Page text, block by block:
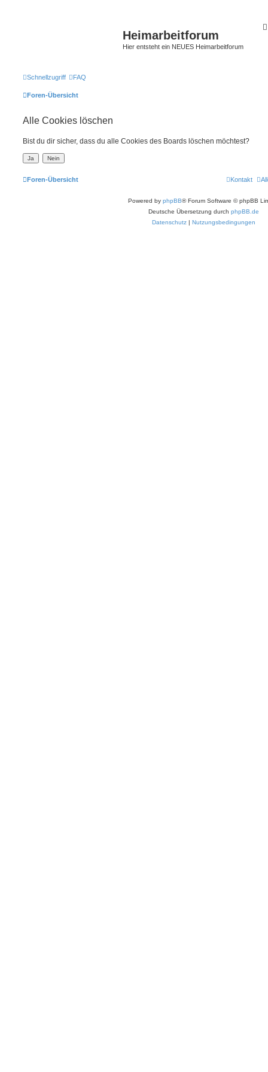
Heimarbeitforum
Hier entsteht ein NEUES Heimarbeitforum
Schnellzugriff FAQ
Foren-Übersicht
Alle Cookies löschen
Bist du dir sicher, dass du alle Cookies des Boards löschen möchtest?
Foren-Übersicht Kontakt
Powered by phpBB® Forum Software © phpBB
Deutsche Übersetzung durch phpBB.de
Datenschutz | Nutzungsbedingungen